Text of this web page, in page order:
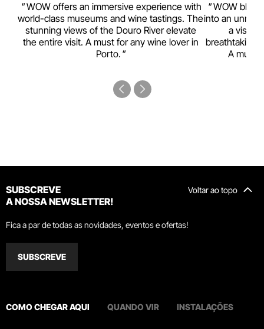
WOW offers an immersive experience with
world-class museums and wine tastings. The
stunning views of the Douro River elevate
the entire visit. A must for any wine lover in
Porto.
WOW
into an
a visual
breathtaking
A must-
Voltar ao topo
SUBSCREVE
A NOSSA NEWSLETTER!
Fica a par de todas as novidades, eventos e ofertas!
SUBSCREVE
COMO CHEGAR AQUI QUANDO VIR INSTALAÇÕES